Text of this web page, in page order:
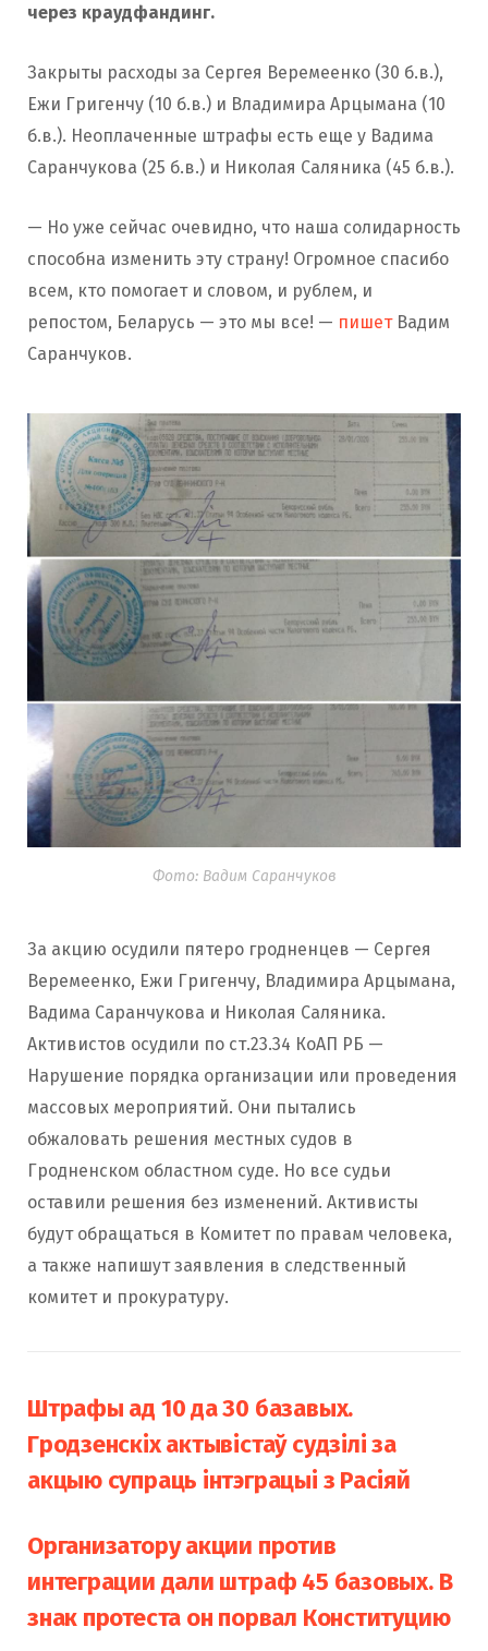
через краудфандинг.
Закрыты расходы за Сергея Веремеенко (30 б.в.),
Ежи Григенчу (10 б.в.) и Владимира Арцымана (10
б.в.). Неоплаченные штрафы есть еще у Вадима
Саранчукова (25 б.в.) и Николая Саляника (45 б.в.).
— Но уже сейчас очевидно, что наша солидарность
способна изменить эту страну! Огромное спасибо
всем, кто помогает и словом, и рублем, и
репостом, Беларусь — это мы все! — пишетВадим
Саранчуков.
Фото: Вадим Саранчуков
За акцию осудили пятеро гродненцев — Сергея
Веремеенко, Ежи Григенчу, Владимира Арцымана,
Вадима Саранчукова и Николая Саляника.
Активистов осудили по ст.23.34 КоАП РБ —
Нарушение порядка организации или проведения
массовых мероприятий. Они пытались
обжаловать решения местных судов в
Гродненском областном суде. Но все судьи
оставили решения без изменений. Активисты
будут обращаться в Комитет по правам человека,
а также напишут заявления в следственный
комитет и прокуратуру.
Штрафы ад 10 да 30 базавых.
Гродзенскіх актывістаў судзілі за
акцыю супраць інтэграцыі з Расіяй
Организатору акции против
интеграции дали штраф 45 базовых. В
знак протеста он порвал Конституцию